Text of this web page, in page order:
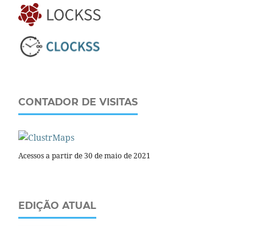
CONTADOR DE VISITAS
Acessos a partir de 30 de maio de 2021
EDIÇÃO ATUAL